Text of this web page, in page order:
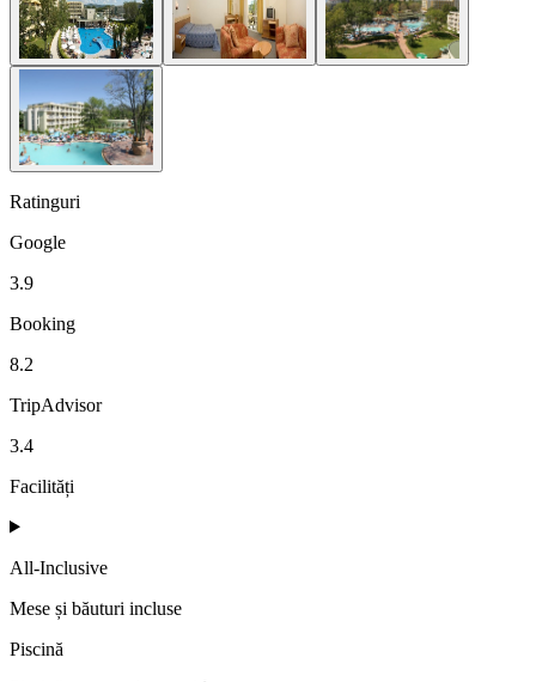
Ratinguri
Google
3.9
Booking
8.2
TripAdvisor
3.4
Facilități
All-Inclusive
Mese și băuturi incluse
Piscină